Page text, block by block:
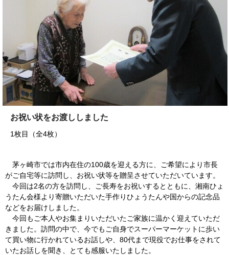
お祝い状をお渡ししました
1枚目（全4枚）
茅ヶ崎市では市内在住の100歳を迎える方に、ご希望により市長
がご自宅等に訪問し、お祝い状等を贈呈させていただいています。
今回は2名の方を訪問し、ご長寿をお祝いするとともに、湘南ひょ
うたん会様より寄贈いただいた手作りひょうたんや国からの記念品
などをお届けしました。
今回もご本人やお集まりいただいたご家族に温かく迎えていただ
きました。訪問の中で、今でもご自身でスーパーマーケットに歩い
て買い物に行かれているお話しや、80代まで現役でお仕事をされて
いたお話しを聞き、とても感服いたしました。